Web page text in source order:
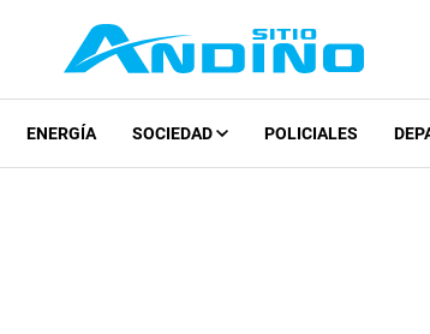
ENERGÍA SOCIEDAD POLICIALES